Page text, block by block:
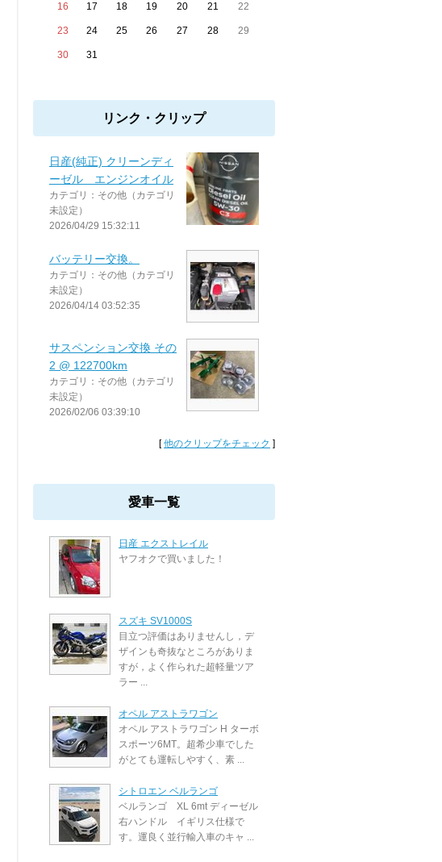
16 17 18 19 20 21 22
23 24 25 26 27 28 29
30 31
リンク・クリップ
日産(純正) クリーンディ
ーゼル エンジンオイル
カテゴリ：その他（カテゴリ
未設定）
2026/04/29 15:32:11
バッテリー交換。
カテゴリ：その他（カテゴリ
未設定）
2026/04/14 03:52:35
サスペンション交換 その
2 @ 122700km
カテゴリ：その他（カテゴリ
未設定）
2026/02/06 03:39:10
[他のクリップをチェック ]
愛車一覧
日産 エクストレイル
ヤフオクで買いました！
スズキ SV1000S
目立つ評価はありませんし，デ
ザインも奇抜なところがありま
すが，よく作られた超軽量ツア
ラー ...
オペル アストラワゴン
オペル アストラワゴン H ターボ
スポーツ6MT。超希少車でした
がとても運転しやすく、素 ...
シトロエン ベルランゴ
ベルランゴ XL 6mt ディーゼル
右ハンドル イギリス仕様で
す。運良く並行輸入車のキャ ...